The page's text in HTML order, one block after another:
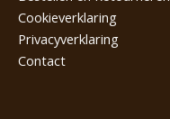
Cookieverklaring
Privacyverklaring
Contact